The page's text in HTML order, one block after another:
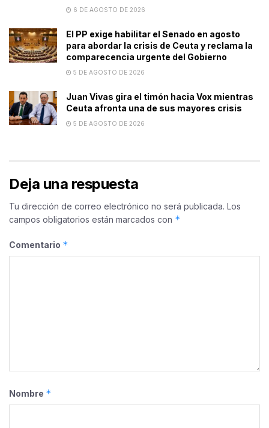
6 DE AGOSTO DE 2026
El PP exige habilitar el Senado en agosto
para abordar la crisis de Ceuta y reclama la
comparecencia urgente del Gobierno
5 DE AGOSTO DE 2026
Juan Vivas gira el timón hacia Vox mientras
Ceuta afronta una de sus mayores crisis
5 DE AGOSTO DE 2026
Deja una respuesta
Tu dirección de correo electrónico no será publicada. Los
campos obligatorios están marcados con *
Comentario *
Nombre *